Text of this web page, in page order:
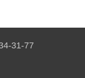
31-77